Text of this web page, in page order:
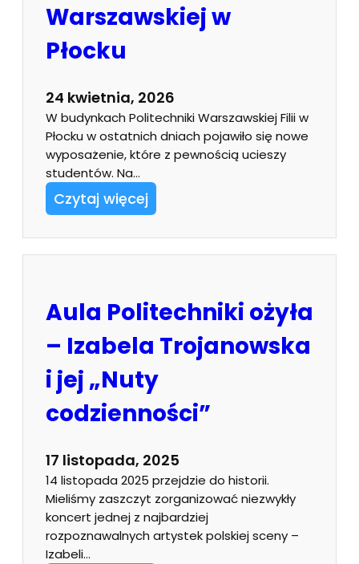
Warszawskiej w
Płocku
24 kwietnia, 2026
W budynkach Politechniki Warszawskiej Filii w
Płocku w ostatnich dniach pojawiło się nowe
wyposażenie, które z pewnością ucieszy
studentów. Na…
Czytaj więcej
Aula Politechniki ożyła
– Izabela Trojanowska
i jej „Nuty
codzienności”
17 listopada, 2025
14 listopada 2025 przejdzie do historii.
Mieliśmy zaszczyt zorganizować niezwykły
koncert jednej z najbardziej
rozpoznawalnych artystek polskiej sceny –
Izabeli…